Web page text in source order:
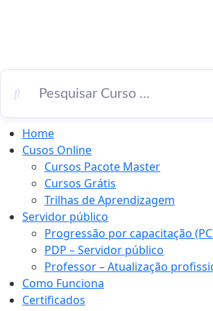
Home
Cusos Online
Cursos Pacote Master
Cursos Grátis
Trilhas de Aprendizagem
Servidor público
Progressão por capacitação
PDP – Servidor público
Professor – Atualização
Como Funciona
Certificados